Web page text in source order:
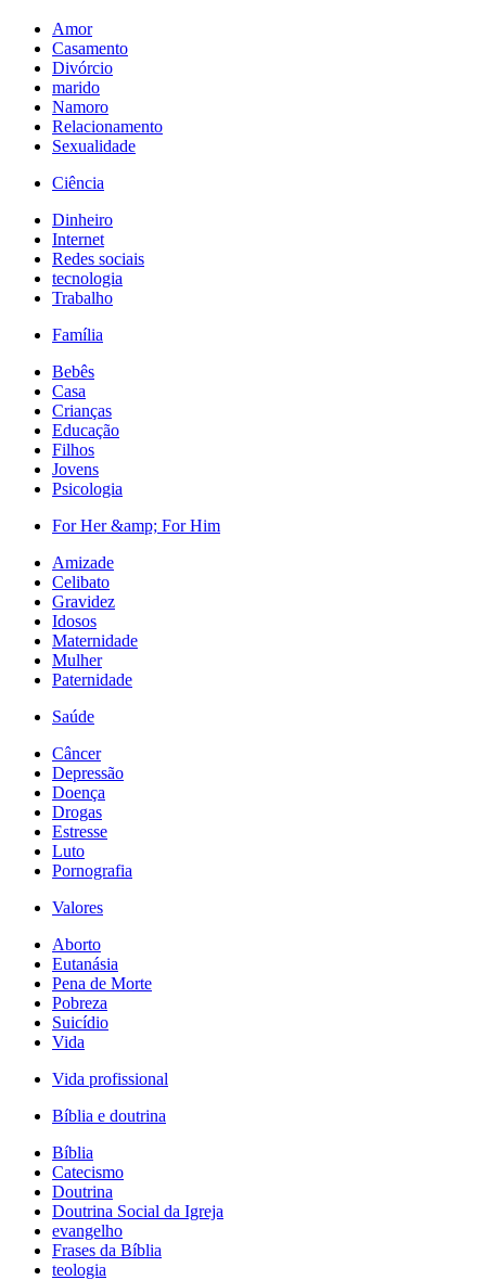
Amor
Casamento
Divórcio
marido
Namoro
Relacionamento
Sexualidade
Ciência
Dinheiro
Internet
Redes sociais
tecnologia
Trabalho
Família
Bebês
Casa
Crianças
Educação
Filhos
Jovens
Psicologia
For Her &amp; For Him
Amizade
Celibato
Gravidez
Idosos
Maternidade
Mulher
Paternidade
Saúde
Câncer
Depressão
Doença
Drogas
Estresse
Luto
Pornografia
Valores
Aborto
Eutanásia
Pena de Morte
Pobreza
Suicídio
Vida
Vida profissional
Bíblia e doutrina
Bíblia
Catecismo
Doutrina
Doutrina Social da Igreja
evangelho
Frases da Bíblia
teologia